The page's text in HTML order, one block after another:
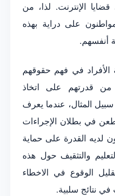
الإنترنت. لذا، من
على دراية بهذه
أنفسهم.
الأفراد في فهم حقوقهم
من قدرتهم على اتخاذ
المثال، عندما يعرف
في بطلان الإجراءات
لديه القدرة على حماية
والتثقيف حول هذه
الوقوع في الاخطاء
في نتائج سلبية.